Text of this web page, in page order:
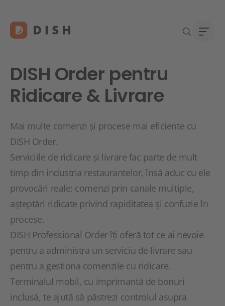
DISH Order pentru
Ridicare & Livrare
Mai multe comenzi și procese mai eficiente cu
DISH Order.
Serviciile de ridicare și livrare fac parte de mult
timp din industria restaurantelor, însă aduc cu ele
provocări reale: comenzi prin canale multiple,
așteptări ridicate privind rapiditatea și confuzie în
procese.
DISH Professional Order îți oferă tot ce ai nevoie
pentru a administra un serviciu de livrare sau
pentru a gestiona comenzile cu ridicare.
Terminalul mobil, cu imprimantă de bonuri
inclusă, te ajută să păstrezi controlul asupra